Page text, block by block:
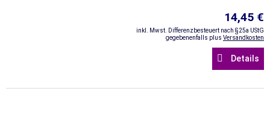
14,45 €
inkl. Mwst. Differenzbesteuert nach §25a UStG
gegebenenfalls plus Versandkosten
Details